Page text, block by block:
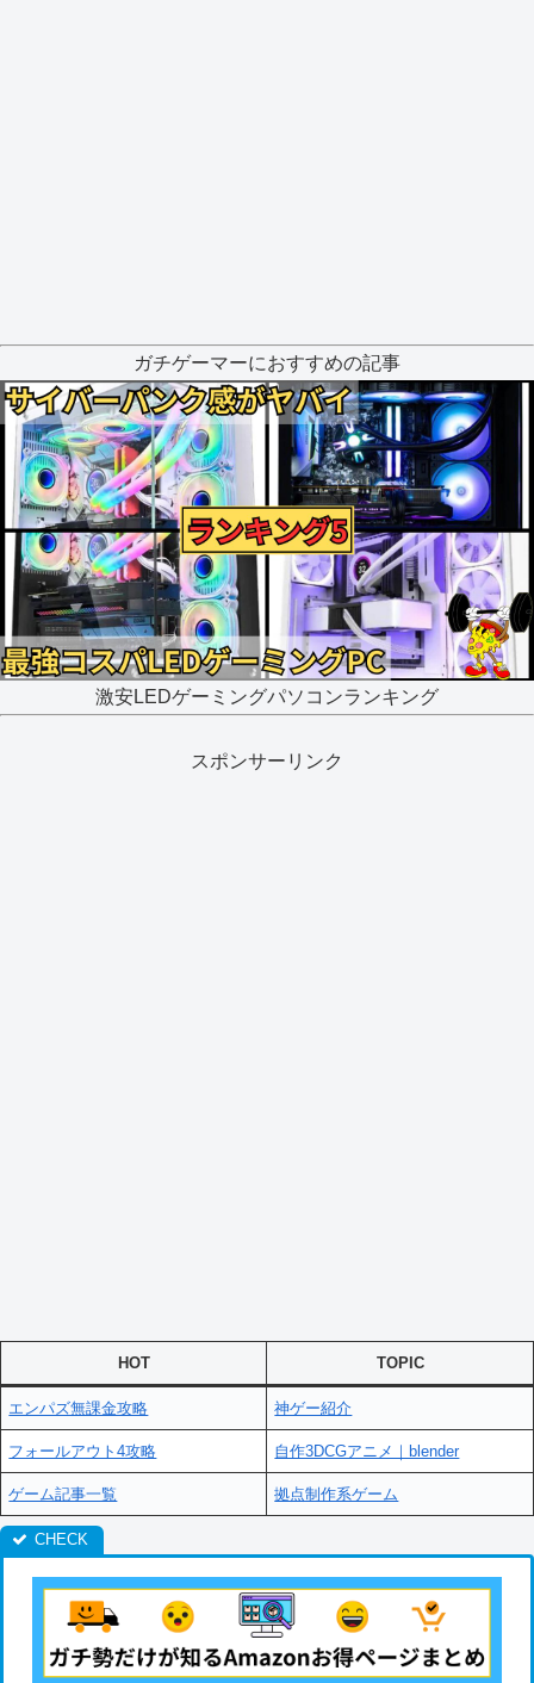
ガチゲーマーにおすすめの記事
激安LEDゲーミングパソコンランキング
スポンサーリンク
HOT TOPIC
エンパズ無課金攻略 神ゲー紹介
フォールアウト4攻略 自作3DCGアニメ｜blender
ゲーム記事一覧 拠点制作系ゲーム